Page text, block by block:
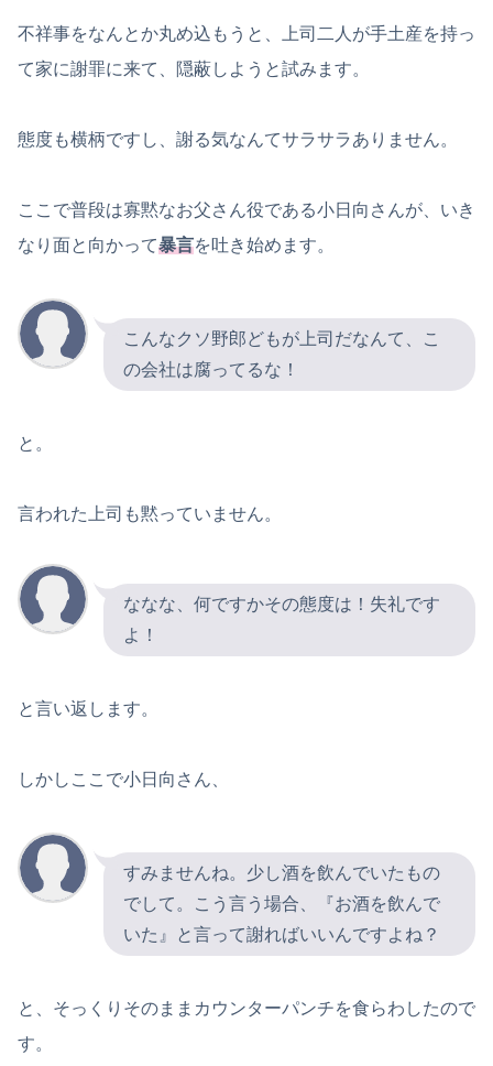
不祥事をなんとか丸め込もうと、上司二人が手土産を持っ
て家に謝罪に来て、隠蔽しようと試みます。
態度も横柄ですし、謝る気なんてサラサラありません。
ここで普段は寡黙なお父さん役である小日向さんが、いき
なり面と向かって暴言を吐き始めます。
こんなクソ野郎どもが上司だなんて、こ
の会社は腐ってるな！
と。
言われた上司も黙っていません。
ななな、何ですかその態度は！失礼です
よ！
と言い返します。
しかしここで小日向さん、
すみませんね。少し酒を飲んでいたもの
でして。こう言う場合、『お酒を飲んで
いた』と言って謝ればいいんですよね？
と、そっくりそのままカウンターパンチを食らわしたので
す。